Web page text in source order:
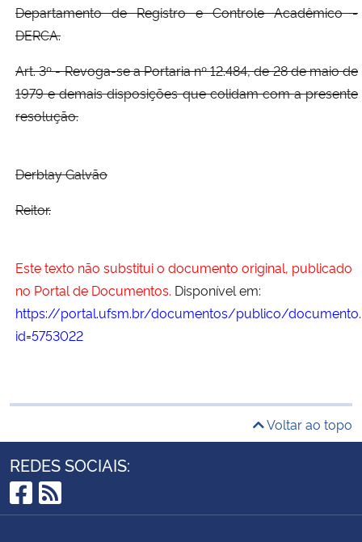
Departamento de Registro e Controle Acadêmico -
DERCA.
Art. 3º - Revoga-se a Portaria nº 12.484, de 28 de maio de
1979 e demais disposições que colidam com a presente
resolução.
Derblay Galvão
Reitor.
Este texto não substitui o documento original, publicado
no Portal de Documentos. Disponível em:
https://portal.ufsm.br/documentos/publico/
id=5753022
Voltar ao topo
REDES SOCIAIS:
Facebook
RSS